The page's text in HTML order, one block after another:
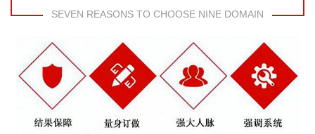
SEVEN REASONS TO CHOOSE NINE DOMAIN